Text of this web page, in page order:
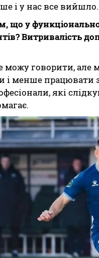
і у нас все вийшло.
що у
Витривалість
говорити, але
і менше працювати
які